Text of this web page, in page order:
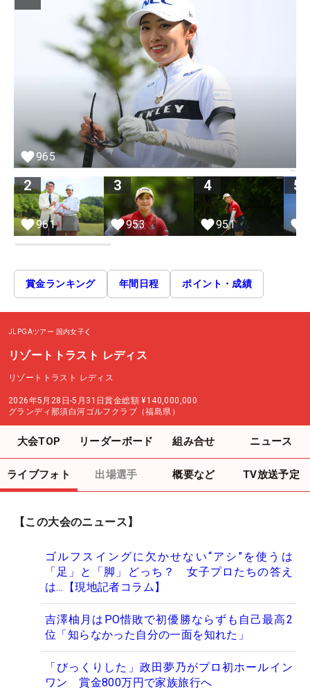
965
2
961
3
953
4
951
5
賞金ランキング 年間日程 ポイント・成績
JLPGAツアー 国内女子
リゾートトラスト レディス
リゾートトラスト レディス
2026年5月28日-5月31日賞金総額 ¥140,000,000
グランディ那須白河ゴルフクラブ（福島県）
大会TOP リーダーボード 組み合せ ニュース
ライブフォト 出場選手 概要など TV放送予定
【この大会のニュース】
ゴルフスイングに欠かせない“アシ”を使うは
「足」と「脚」どっち？ 女子プロたちの答え
は…【現地記者コラム】
吉澤柚月はPO惜敗で初優勝ならずも自己最高2
位「知らなかった自分の一面を知れた」
「びっくりした」政田夢乃がプロ初ホールイン
ワン 賞金800万円で家族旅行へ